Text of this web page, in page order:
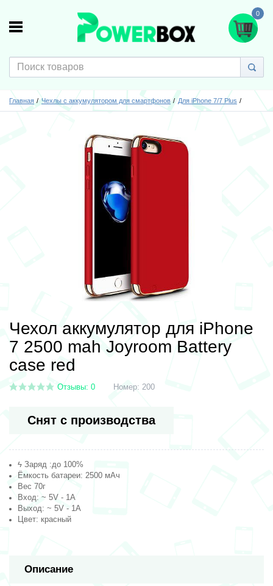
0
Главная Чехлы с аккумулятором для смартфонов Для iPhone 7/7 Plus
Чехол аккумулятор для iPhone
7 2500 mah Joyroom Battery
case red
Отзывы: 0 Номер: 200
Снят с производства
ϟ Заряд :до 100%
Ёмкость батареи: 2500 мАч
Вес 70г
Вход: ~ 5V - 1A
Выход: ~ 5V - 1A
Цвет: красный
Описание